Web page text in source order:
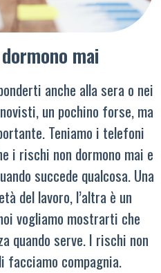
mai
anche alla sera o nei
un pochino forse, ma
Teniamo i telefoni
i rischi non dormono mai e
succede qualcosa. Una
del lavoro, l’altra è un
vogliamo mostrarti che
quando serve. I rischi non
facciamo compagnia.